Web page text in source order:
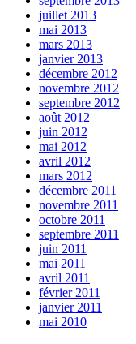
juillet 2013
mai 2013
mars 2013
janvier 2013
décembre 2012
novembre 2012
septembre 2012
août 2012
juin 2012
mai 2012
avril 2012
mars 2012
décembre 2011
novembre 2011
octobre 2011
septembre 2011
juin 2011
mai 2011
avril 2011
février 2011
janvier 2011
mai 2010